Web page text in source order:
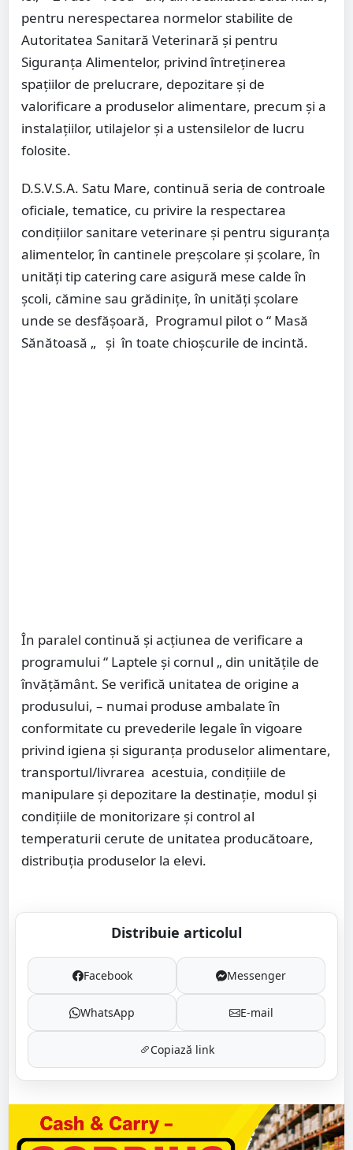
pentru nerespectarea normelor stabilite de
Autoritatea Sanitară Veterinară și pentru
Siguranța Alimentelor, privind întreținerea
spațiilor de prelucrare, depozitare și de
valorificare a produselor alimentare, precum și a
instalațiilor, utilajelor și a ustensilelor de lucru
folosite.
D.S.V.S.A. Satu Mare, continuă seria de controale
oficiale, tematice, cu privire la respectarea
condițiilor sanitare veterinare și pentru siguranța
alimentelor, în cantinele preșcolare și școlare, în
unități tip catering care asigură mese calde în
școli, cămine sau grădinițe, în unități școlare
unde se desfășoară, Programul pilot o “ Masă
Sănătoasă „ și în toate chioșcurile de incintă.
În paralel continuă și acțiunea de verificare a
programului “ Laptele și cornul „ din unitățile de
învățământ. Se verifică unitatea de origine a
produsului, – numai produse ambalate în
conformitate cu prevederile legale în vigoare
privind igiena și siguranța produselor alimentare,
transportul/livrarea acestuia, condițiile de
manipulare și depozitare la destinație, modul și
condițiile de monitorizare și control al
temperaturii cerute de unitatea producătoare,
distribuția produselor la elevi.
Distribuie articolul
Facebook Messenger
WhatsApp E-mail
Copiază link